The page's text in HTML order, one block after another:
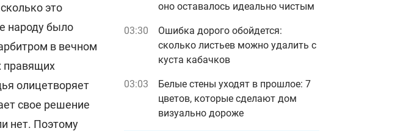
это
народу было
в вечном
правящих
олицетворяет
свое решение
нет. Поэтому
оно оставалось идеально чистым
03:30
Ошибка дорого обойдется:
сколько листьев можно удалить с
куста кабачков
03:03
Белые стены уходят в прошлое: 7
цветов, которые сделают дом
визуально дороже